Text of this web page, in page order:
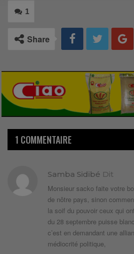
1
Share
1 COMMENTAIRE
Samba Sidibé Dit
Monsieur sacko faite votre
de nôtre pays, sinon
la soif du pouvoir ceux qui
du 28 septembre puisse
c’est en demandant une
médiocrité politique,